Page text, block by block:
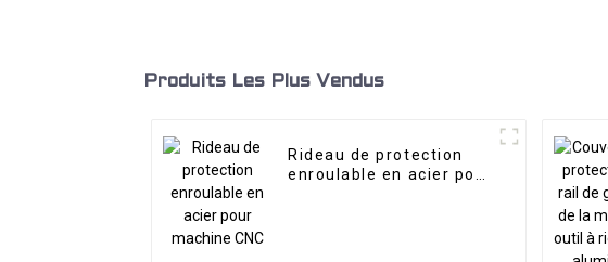
Produits Les Plus Vendus
Rideau de protection
enroulable en acier pour